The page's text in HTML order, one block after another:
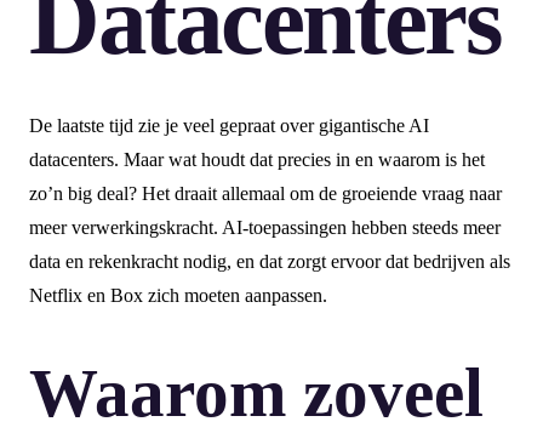
De laatste tijd zie je veel gepraat over gigantische AI
datacenters. Maar wat houdt dat precies in en waarom is het
zo’n big deal? Het draait allemaal om de groeiende vraag naar
meer verwerkingskracht. AI-toepassingen hebben steeds meer
data en rekenkracht nodig, en dat zorgt ervoor dat bedrijven als
Netflix en Box zich moeten aanpassen.
Waarom zoveel